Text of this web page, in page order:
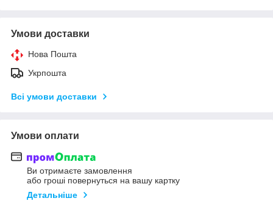
Умови доставки
Нова Пошта
Укрпошта
Всі умови доставки
Умови оплати
Ви отримаєте замовлення
або гроші повернуться на вашу картку
Детальніше